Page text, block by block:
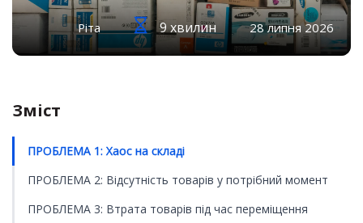
Ріта 9 хвилин 28 липня 2026
Зміст
ПРОБЛЕМА 1: Хаос на складі
ПРОБЛЕМА 2: Відсутність товарів у потрібний момент
ПРОБЛЕМА 3: Втрата товарів під час переміщення